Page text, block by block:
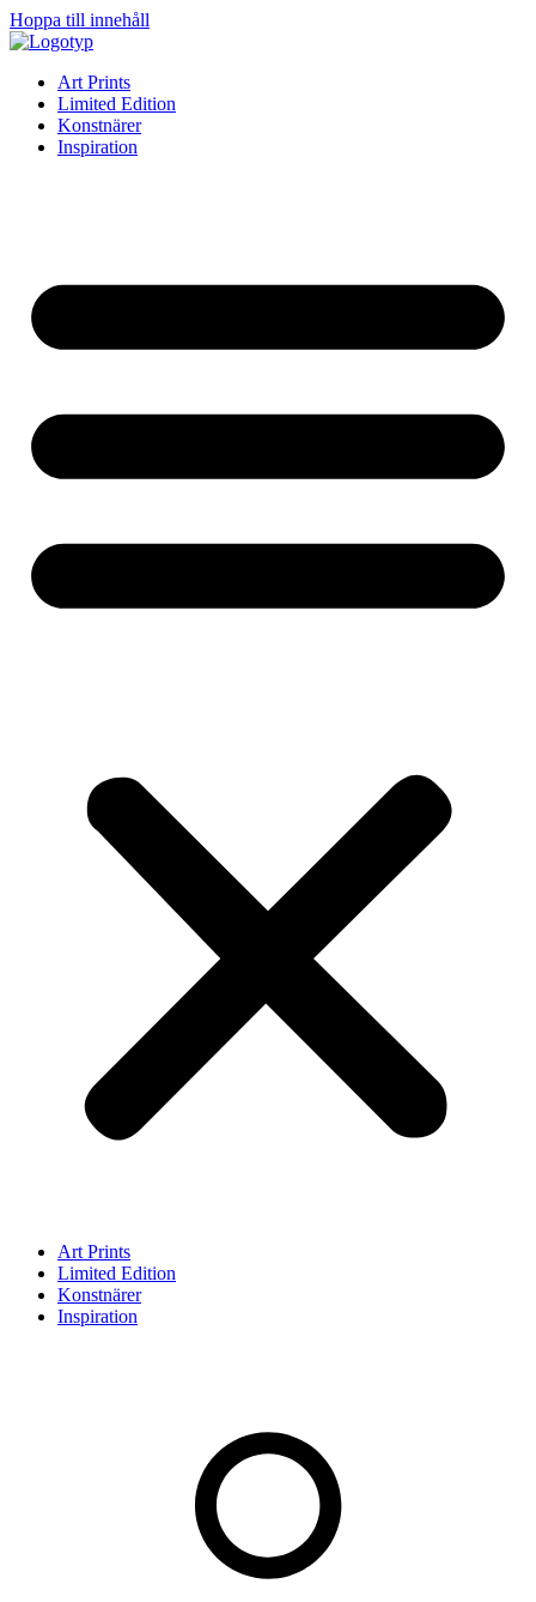
Hoppa till innehåll
Art Prints
Limited Edition
Konstnärer
Inspiration
Art Prints
Limited Edition
Konstnärer
Inspiration